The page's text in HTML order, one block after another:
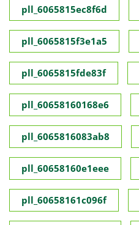
pll_6065815ec8f6d
pll_6065815f3e1a5
pll_6065815fde83f
pll_60658160168e6
pll_6065816083ab8
pll_60658160e1eee
pll_60658161c096f